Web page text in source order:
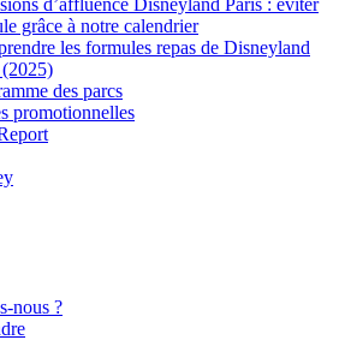
grâce à notre calendrier
les formules repas de Disneyland
des parcs
promotionnelles
nous ?